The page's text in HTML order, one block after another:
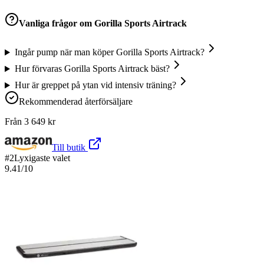
Vanliga frågor om Gorilla Sports Airtrack
Ingår pump när man köper Gorilla Sports Airtrack?
Hur förvaras Gorilla Sports Airtrack bäst?
Hur är greppet på ytan vid intensiv träning?
Rekommenderad återförsäljare
Från 3 649 kr
Till butik
#2Lyxigaste valet
9.41/10